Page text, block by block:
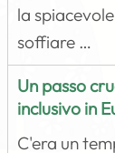
la
soffiare …
Un passo
inclusivo in
C'era un